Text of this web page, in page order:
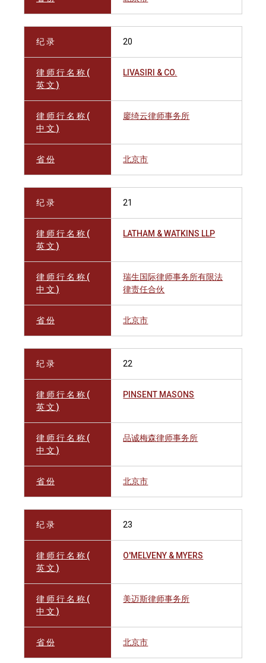
纪 录 20
律 师 行 名 称 (
英 文 )
LIVASIRI & CO.
律 师 行 名 称 (
中 文 )
廖绮云律师事务所
省 份 北京市
纪 录 21
律 师 行 名 称 (
英 文 )
LATHAM & WATKINS LLP
律 师 行 名 称 (
中 文 )
瑞生国际律师事务所有限法
律责任合伙
省 份 北京市
纪 录 22
律 师 行 名 称 (
英 文 )
PINSENT MASONS
律 师 行 名 称 (
中 文 )
品诚梅森律师事务所
省 份 北京市
纪 录 23
律 师 行 名 称 (
英 文 )
O'MELVENY & MYERS
律 师 行 名 称 (
中 文 )
美迈斯律师事务所
省 份 北京市